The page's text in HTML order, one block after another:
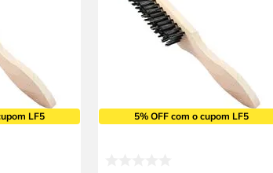
LF5 5% OFF com o cupom LF5